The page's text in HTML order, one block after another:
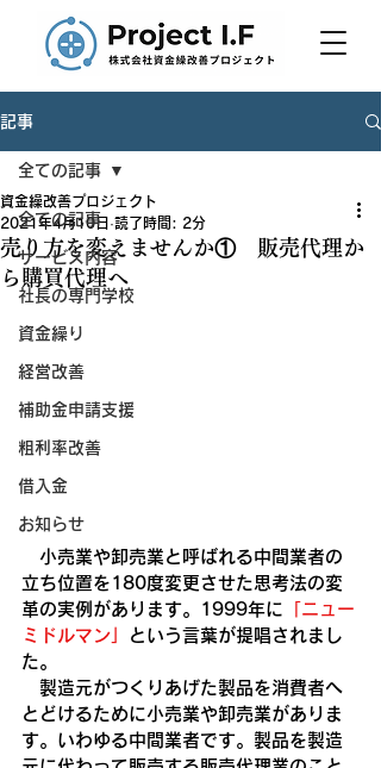
Project I.F
株式会社資金繰改善プロジェク
ト
記事
全ての記事
サービス内容
社長の専門学校
資金繰り
経営改善
補助金申請支援
粗利率改善
借入金
お知らせ
全ての記事
売り方を変えませんか① 販売代理か
ら購買代理へ
資金繰改善プロジェクト
2021年4月10日 読了時間: 2分
小売業や卸売業と呼ばれる中間業者の
立ち位置を180度変更させた思考法の変
革の実例があります。1999年に 「ニュー
ミドルマン」
という言葉が提唱されまし
た。
製造元がつくりあげた製品を消費者へ
とどけるために小売業や卸売業がありま
す。いわゆる中間業者です。製品を製造